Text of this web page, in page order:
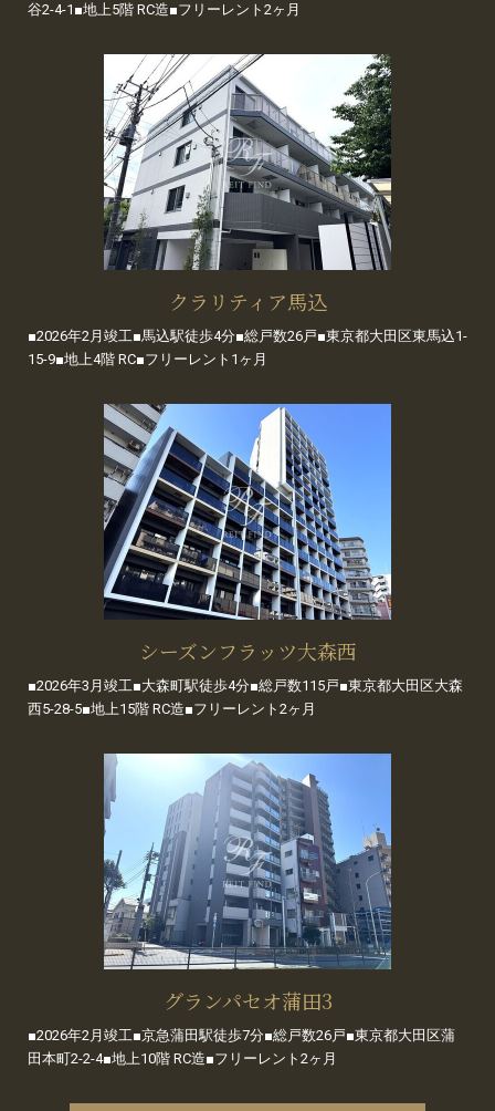
谷2-4-1■地上5階 RC造■フリーレント2ヶ月
クラリティア馬込
■2026年2月竣工■馬込駅徒歩4分■総戸数26戸■東京都大田区東馬込1-
15-9■地上4階 RC■フリーレント1ヶ月
シーズンフラッツ大森西
■2026年3月竣工■大森町駅徒歩4分■総戸数115戸■東京都大田区大森
西5-28-5■地上15階 RC造■フリーレント2ヶ月
グランパセオ蒲田3
■2026年2月竣工■京急蒲田駅徒歩7分■総戸数26戸■東京都大田区蒲
田本町2-2-4■地上10階 RC造■フリーレント2ヶ月